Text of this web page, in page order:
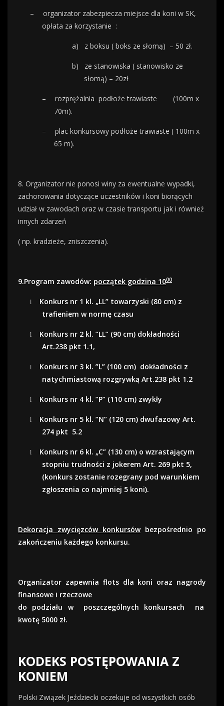
–
organizator zabezpiecza miejsce dla koni w SK,
opłata za korzystanie :
a) z boksu ( boks ze słomą) – 50 zł.
b)
ze stanowiska ( stanowisko ze
słomą) – 20zł
– rozprężalnia podłoże trawiaste
(100m x
70m).
–
plac konkursowy podłoże trawiaste ( 100m x
65 m).
8. Organizator nie ponosi winy za ewentualne wypadki,
zachorowania dotyczące uczestników i koni biorących
udział w zawodach oraz w czasie transportu jak i również
innych zdarzeń
( np. kradzieże, zniszczenia).
9.Program zawodów: początek godzina 1000
l
Konkurs nr 1 kl. „LL” towarzyski (80 cm) z
trafieniem w normę czasu
l Konkurs nr 2 kl. ”LL” (90 cm) dokładności
Art.238 pkt 1.1,
l Konkurs nr 3 kl. ”L” (100 cm) dokładności z
natychmiastową rozgrywką Art.238 pkt 1.2
l Konkurs nr 4 kl. ”P” (110 cm) zwykły
l
Konkurs nr 5 kl. ”N” (120 cm) dwufazowy Art.
274 pkt 5.2
l
Konkurs nr 6 kl. „C” (130 cm) o wzrastającym
stopniu trudności z jokerem Art. 269 pkt 5,
(konkurs zostanie rozegrany pod warunkiem
zgłoszenia co najmniej 5 koni).
Dekoracja zwycięzców konkursówbezpośrednio po
zakończeniu każdego konkursu.
Organizator zapewnia flots dla koni oraz nagrody
finansowe i rzeczowe
do podziału w
poszczególnych konkursach
na
kwotę 5000 zł.
KODEKS POSTĘPOWANIA Z
KONIEM
Polski Związek Jeździecki oczekuje od wszystkich osób